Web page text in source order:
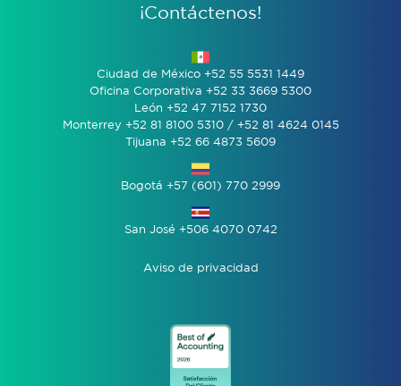
¡Contáctenos!
Ciudad de México +52 55 5531 1449
Oficina Corporativa +52 33 3669 5300
León +52 47 7152 1730
Monterrey +52 81 8100 5310 / +52 81 4624 0145
Tijuana +52 66 4873 5609
Bogotá +57 (601) 770 2999
San José +506 4070 0742
Aviso de privacidad